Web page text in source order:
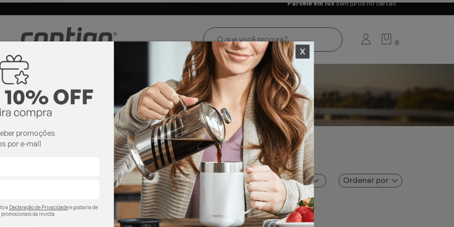
e Centro-
Loja oficialInvicta® no Brasil Parcele em 10xsem juros no cartão
0
Filtros Ordenar por
promoções
por e-mail
a Declaração de Privacidadee gostaria de
da Invicta